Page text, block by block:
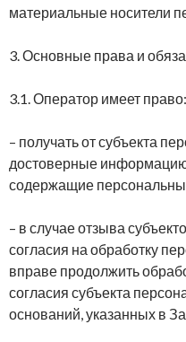
материальные носители
3. Основные права и
3.1. Оператор имеет право:
– получать от субъекта
достоверные
содержащие
– в случае отзыва
согласия на обработку
вправе продолжить
согласия субъекта
оснований, указанных в